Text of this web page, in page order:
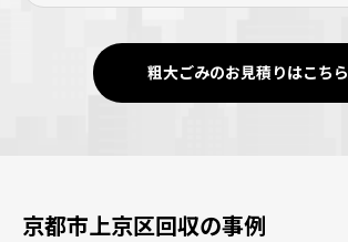
粗大ごみのお見積りはこちら
京都市上京区回収の事例